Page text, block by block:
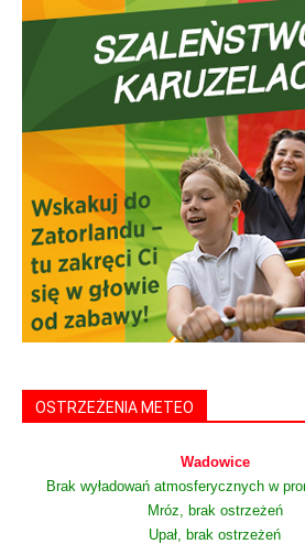
OSTRZEŻENIA METEO
Wadowice
Brak wyładowań atmosferycznych w
Mróz, brak ostrzeżeń
Upał, brak ostrzeżeń